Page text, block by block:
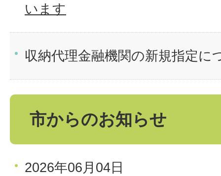
います
収納代理金融機関の新規指定に
市からのお知らせ
2026年06月04日